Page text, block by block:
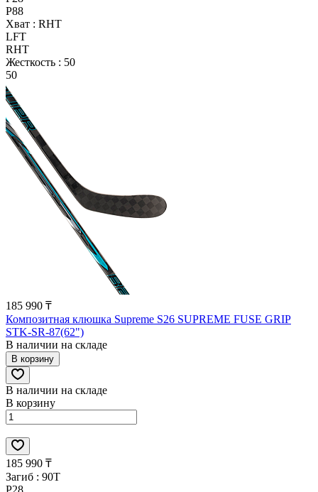
P88
Хват : RHT
LFT
RHT
Жесткость : 50
50
185 990 ₸
Композитная клюшка Supreme S26 SUPREME FUSE GRIP
STK-SR-87(62")
В наличии на складе
В корзину
В наличии на складе
В корзину
185 990 ₸
Загиб : 90T